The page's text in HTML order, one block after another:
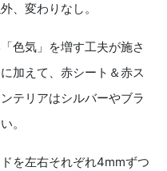
、変わりなし。
色気」を増す工夫が施さ
加えて、赤シート＆赤ス
テリアはシルバーやブラ
。
を左右それぞれ4mmずつ